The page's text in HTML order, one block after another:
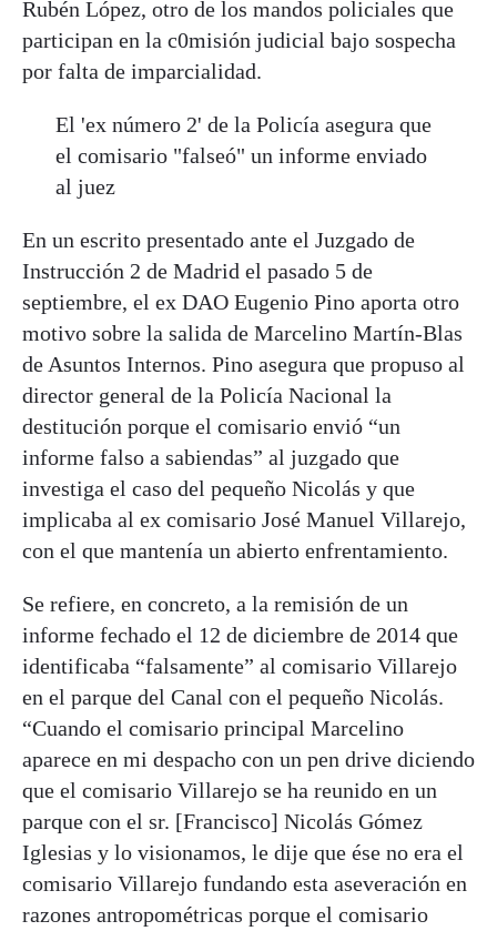
Rubén López, otro de los mandos policiales que
participan en la c0misión judicial bajo sospecha
por falta de imparcialidad.
El 'ex número 2' de la Policía asegura que
el comisario "falseó" un informe enviado
al juez
En un escrito presentado ante el Juzgado de
Instrucción 2 de Madrid el pasado 5 de
septiembre, el ex DAO Eugenio Pino aporta otro
motivo sobre la salida de Marcelino Martín-Blas
de Asuntos Internos. Pino asegura que propuso al
director general de la Policía Nacional la
destitución porque el comisario envió “un
informe falso a sabiendas” al juzgado que
investiga el caso del pequeño Nicolás y que
implicaba al ex comisario José Manuel Villarejo,
con el que mantenía un abierto enfrentamiento.
Se refiere, en concreto, a la remisión de un
informe fechado el 12 de diciembre de 2014 que
identificaba “falsamente” al comisario Villarejo
en el parque del Canal con el pequeño Nicolás.
“Cuando el comisario principal Marcelino
aparece en mi despacho con un pen drive diciendo
que el comisario Villarejo se ha reunido en un
parque con el sr. [Francisco] Nicolás Gómez
Iglesias y lo visionamos, le dije que ése no era el
comisario Villarejo fundando esta aseveración en
razones antropométricas porque el comisario